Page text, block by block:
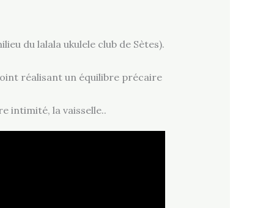
du lalala ukulele club de Sètes).
réalisant un équilibre précaire
intimité, la vaisselle..